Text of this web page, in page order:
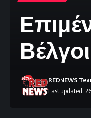
Last updated:
REDNEWS